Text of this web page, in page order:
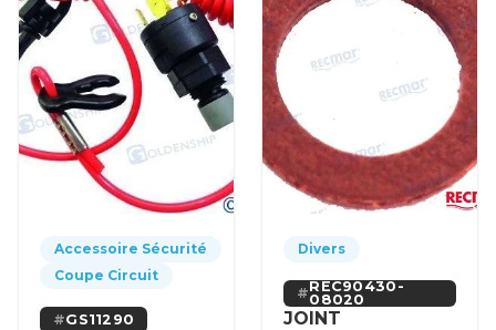
Accessoire Sécurité
Coupe Circuit
GS11290
Divers
REC90430-
08020
JOINT